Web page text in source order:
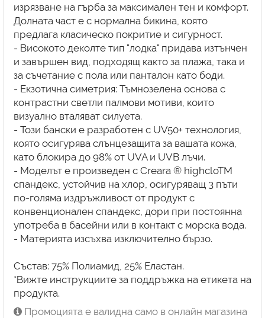
изрязване на гърба за максимален тен и комфорт.
Долната част е с нормална бикина, която
предлага класическо покритие и сигурност.
- Високото деколте тип "лодка" придава изтънчен
и завършен вид, подходящ както за плажа, така и
за съчетание с пола или панталон като боди.
- Екзотична симетрия: Тъмнозелена основа с
контрастни светли палмови мотиви, които
визуално вталяват силуета.
- Този бански е разработен с UV50+ технология,
която осигурява слънцезащита за вашата кожа,
като блокира до 98% от UVA и UVB лъчи.
- Моделът е произведен с Creara ® highcloTM
спандекс, устойчив на хлор, осигуряващ 3 пъти
по-голяма издръжливост от продукт с
конвенционален спандекс, дори при постоянна
употреба в басейни или в контакт с морска вода.
- Материята изсъхва изключително бързо.
Състав: 75% Полиамид, 25% Еластан.
*Вижте инструкциите за поддръжка на етикета на
продукта.
Промоцията е валидна само в онлайн магазина